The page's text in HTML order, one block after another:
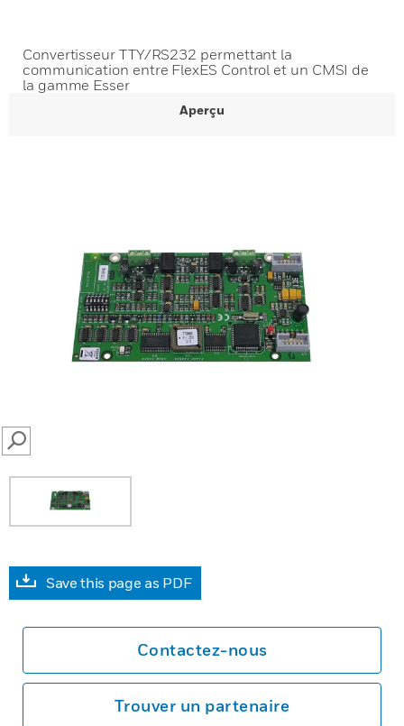
Convertisseur TTY/RS232 permettant la
communication entre FlexES Control et un CMSI de
la gamme Esser
Aperçu
SEARCH
Save this page as PDF
Contactez-nous
Trouver un partenaire